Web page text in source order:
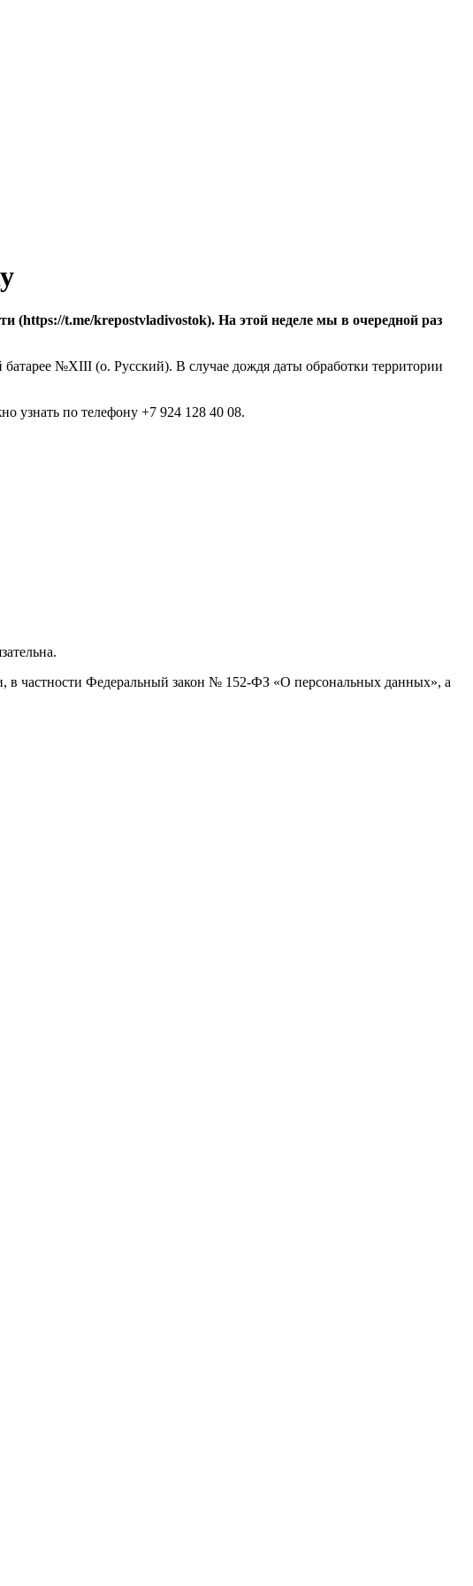
(https://t.me/krepostvladivostok). На этой неделе мы в очередной раз
№XIII (о. Русский). В случае дождя даты обработки территории
узнать по телефону +7 924 128 40 08.
в частности Федеральный закон № 152-ФЗ «О персональных данных», а